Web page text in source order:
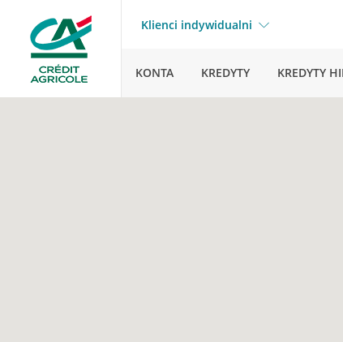
Klienci indywidualni
KONTA KREDYTY KREDYTY